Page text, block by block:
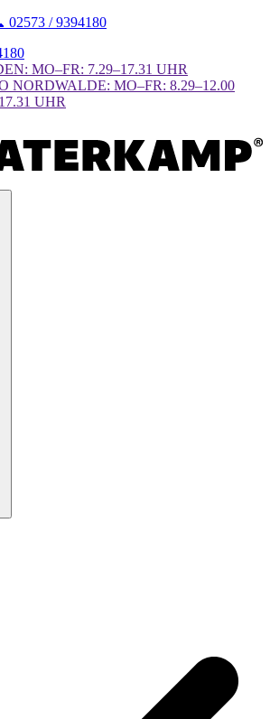
/ 9394180
MO–FR: 7.29–17.31 UHR
NORDWALDE: MO–FR: 8.29–12.00
UHR